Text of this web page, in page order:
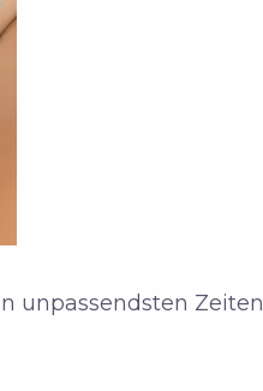
unpassendsten Zeiten